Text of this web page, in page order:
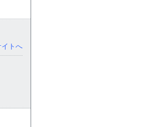
トへ